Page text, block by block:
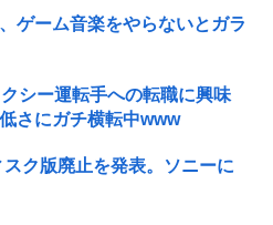
ゲーム音楽をやらないとガラ
シー運転手への転職に興味
さにガチ横転中www
ク版廃止を発表。ソニーに